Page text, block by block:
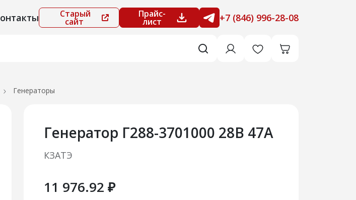
Старый
сайт
Прайс-
лист +7 (846) 996-28-08
Генераторы
Генератор Г288-3701000 28В 47А
КЗАТЭ
11 976.92 ₽